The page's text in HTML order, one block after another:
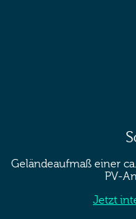
Geländeaufmaß einer
PV-
Jetzt